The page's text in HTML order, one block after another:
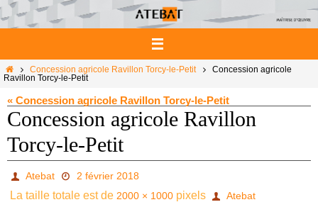
Passer
vers
le
HomeConcession agricole Ravillon Torcy-le-Petit
Concession agricole
Ravillon Torcy-le-Petit
« Concession agricole Ravillon Torcy-le-Petit
Concession agricole Ravillon
Torcy-le-Petit
Atebat 2 février 2018
La taille totale est de 2000 × 1000 pixels
Atebat